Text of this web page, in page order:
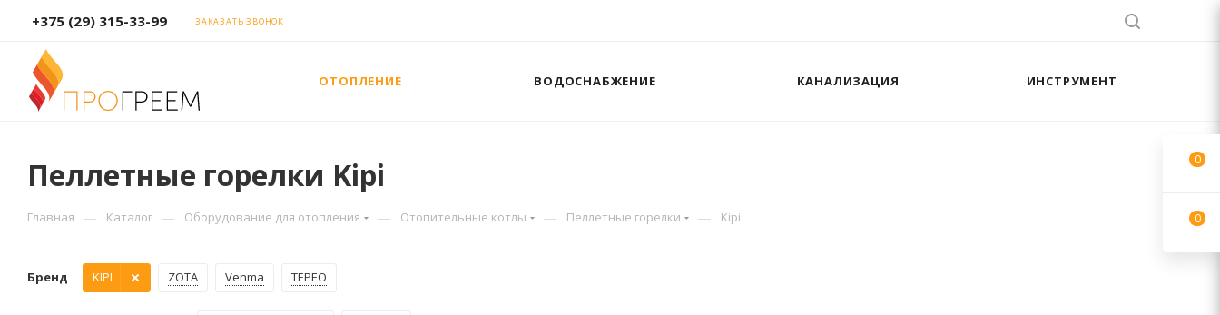
+375 (29) 315-33-99 ЗАКАЗАТЬ ЗВОНОК
ОТОПЛЕНИЕ ВОДОСНАБЖЕНИЕ КАНАЛИЗАЦИЯ ИНСТРУМЕНТ
Пеллетные горелки Kipi
Главная — Каталог — Оборудование для отопления — Отопительные котлы — Пеллетные горелки — Kipi
Бренд KIPI ZOTA Venma TEPEO
0
0